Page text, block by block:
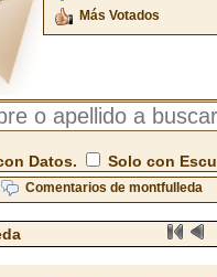
Más Votados
Datos. Solo con
Comentarios de montfulleda